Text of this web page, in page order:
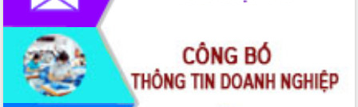
Thứ trưởng Bộ Y tế làm việc với tỉnh
Đắk Lắk về phát triển nhân lực y tế
cho trạm y tế cấp xã
Du lịch Đắk Lắk nâng tầm trải nghiệm
du khách thông qua Hệ thống cơ sở dữ
liệu và Bản đồ số